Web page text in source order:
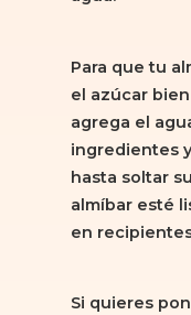
Para que tu
el azúcar
agrega el
ingredientes
hasta soltar
almíbar esté
en
Si quieres